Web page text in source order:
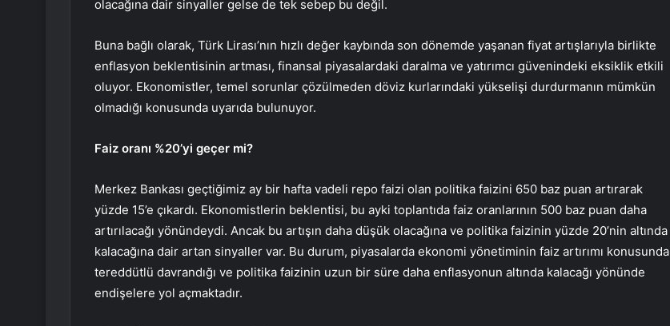
olacağına dair sinyaller gelse de tek sebep bu değil.
Buna bağlı olarak, Türk Lirası’nın hızlı değer kaybında son dönemde yaşanan fiyat artışlarıyla birlikte
enflasyon beklentisinin artması, finansal piyasalardaki daralma ve yatırımcı güvenindeki eksiklik etkili
oluyor. Ekonomistler, temel sorunlar çözülmeden döviz kurlarındaki yükselişi durdurmanın mümkün
olmadığı konusunda uyarıda bulunuyor.
Faiz oranı %20’yi geçer mi?
Merkez Bankası geçtiğimiz ay bir hafta vadeli repo faizi olan politika faizini 650 baz puan artırarak
yüzde 15’e çıkardı. Ekonomistlerin beklentisi, bu ayki toplantıda faiz oranlarının 500 baz puan daha
artırılacağı yönündeydi. Ancak bu artışın daha düşük olacağına ve politika faizinin yüzde 20’nin altında
kalacağına dair artan sinyaller var. Bu durum, piyasalarda ekonomi yönetiminin faiz artırımı konusunda
tereddütlü davrandığı ve politika faizinin uzun bir süre daha enflasyonun altında kalacağı yönünde
endişelere yol açmaktadır.